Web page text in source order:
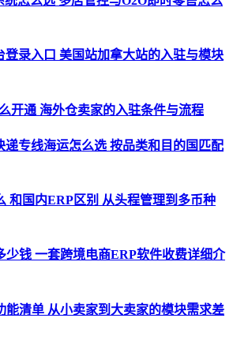
登录入口 美国站加拿大站的入驻与模块
开通 海外仓卖家的入驻条件与流程
递专线海运怎么选 按品类和目的国匹配
和国内ERP区别 从头程管理到多币种
少钱 一套跨境电商ERP软件收费详细介
能清单 从小卖家到大卖家的模块需求差